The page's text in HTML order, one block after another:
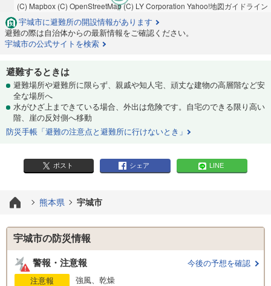
(C) Mapbox (C) OpenStreetMap(C) LY Corporation Yahoo!地図ガイドライン
宇城市に避難所の開設情報があります
避難の際は自治体からの最新情報をご確認ください。
宇城市の公式サイトを検索
避難するときは
避難場所や避難所に限らず、親戚や知人宅、頑丈な建物の高層階など安
全な場所へ
水がひざ上まできている場合、外出は危険です。自宅のできる限り高い
階、崖の反対側へ移動
防災手帳「避難の注意点と避難所に行けないとき」
ポスト シェア LINE
熊本県 宇城市
宇城市の防災情報
警報・注意報
今後の予想を確認
注意報
強風、乾燥